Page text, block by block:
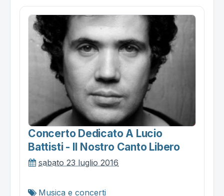
Concerto Dedicato A Lucio
Battisti - Il Nostro Canto Libero
sabato 23 luglio 2016
Musica e concerti